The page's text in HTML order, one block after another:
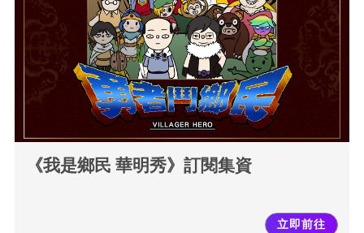
《我是鄉民 華明秀》訂閱集資
立即前往